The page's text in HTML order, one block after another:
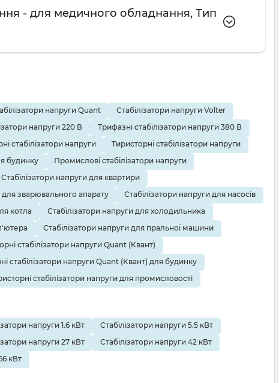
- для медичного обладнання, Тип
напруги Quant
Стабілізатори напруги Volter
напруги 220 В
Трифазні стабілізатори напруги 380 В
стабілізатори напруги
Тиристорні стабілізатори напруги
будинку
Промислові стабілізатори напруги
Стабілізатори напруги для квартири
для зварювального апарату
Стабілізатори напруги для насосів
котла
Стабілізатори напруги для холодильника
Стабілізатори напруги для пральної машини
стабілізатори напруги Quant (Квант)
стабілізатори напруги Quant (Квант) для будинку
стабілізатори напруги для промисловості
напруги 1.6 кВт
Стабілізатори напруги 5.5 кВт
напруги 27 кВт
Стабілізатори напруги 42 кВт
кВт